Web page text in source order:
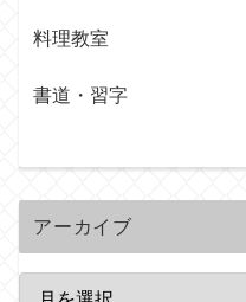
料理教室
書道・習字
アーカイブ